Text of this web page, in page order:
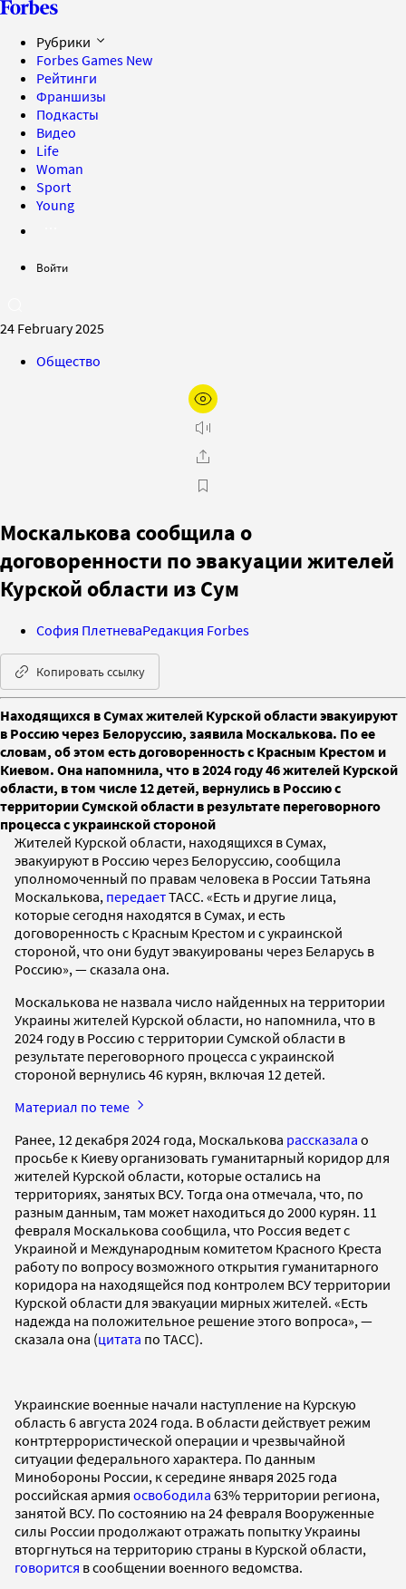
Рубрики
Forbes Games New
Рейтинги
Франшизы
Подкасты
Видео
Life
Woman
Sport
Young
Войти
24 February 2025
Общество
Москалькова сообщила о
договоренности по эвакуации жителей
Курской области из Сум
София ПлетневаРедакция Forbes
Копировать ссылку
Находящихся в Сумах жителей Курской области эвакуируют
в Россию через Белоруссию, заявила Москалькова. По ее
словам, об этом есть договоренность с Красным Крестом и
Киевом. Она напомнила, что в 2024 году 46 жителей Курской
области, в том числе 12 детей, вернулись в Россию с
территории Сумской области в результате переговорного
процесса с украинской стороной
Жителей Курской области, находящихся в Сумах,
эвакуируют в Россию через Белоруссию, сообщила
уполномоченный по правам человека в России Татьяна
Москалькова, передаетТАСС. «Есть и другие лица,
которые сегодня находятся в Сумах, и есть
договоренность с Красным Крестом и с украинской
стороной, что они будут эвакуированы через Беларусь в
Россию», — сказала она.
Москалькова не назвала число найденных на территории
Украины жителей Курской области, но напомнила, что в
2024 году в Россию с территории Сумской области в
результате переговорного процесса с украинской
стороной вернулись 46 курян, включая 12 детей.
Материал по теме
Ранее, 12 декабря 2024 года, Москалькова рассказала о
просьбе к Киеву организовать гуманитарный коридор для
жителей Курской области, которые остались на
территориях, занятых ВСУ. Тогда она отмечала, что, по
разным данным, там может находиться до 2000 курян. 11
февраля Москалькова сообщила, что Россия ведет с
Украиной и Международным комитетом Красного Креста
работу по вопросу возможного открытия гуманитарного
коридора на находящейся под контролем ВСУ территории
Курской области для эвакуации мирных жителей. «Есть
надежда на положительное решение этого вопроса», —
сказала она (цитата по ТАСС).
Украинские военные начали наступление на Курскую
область 6 августа 2024 года. В области действует режим
контртеррористической операции и чрезвычайной
ситуации федерального характера. По данным
Минобороны России, к середине января 2025 года
российская армия освободила 63% территории региона,
занятой ВСУ. По состоянию на 24 февраля Вооруженные
силы России продолжают отражать попытку Украины
вторгнуться на территорию страны в Курской области,
говорится в сообщении военного ведомства.